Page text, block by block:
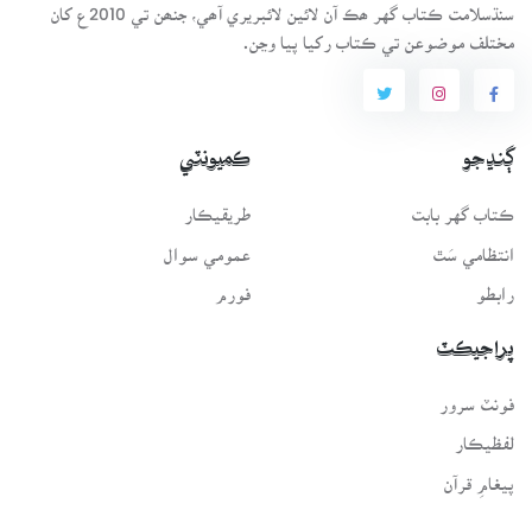
سنڌسلامت ڪتاب گهر ھڪ آن لائين لائبريري آھي، جنھن تي 2010ع کان
مختلف موضوعن تي ڪتاب رکيا پيا وڃن.
ڳنڍجو
ڪتاب گهر بابت
انتظامي سَٿ
رابطو
ڪميونٽي
طريقيڪار
عمومي سوال
فورم
پراجيڪٽ
لفظيڪار
پيغامِ قرآن